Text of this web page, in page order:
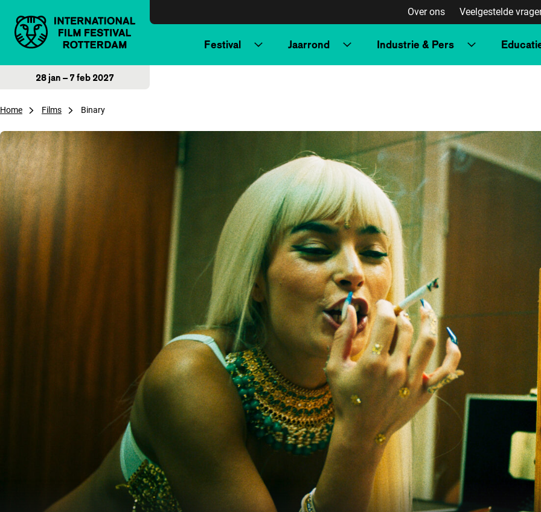
Over ons Veelgestelde
Festival Jaarrond Industrie & Pers
28 jan – 7 feb 2027
Home Films Binary